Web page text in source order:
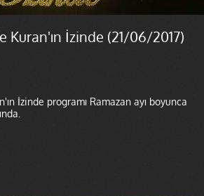
Kuran'ın İzinde (21/06/2017)
İzinde programı Ramazan ayı boyunca